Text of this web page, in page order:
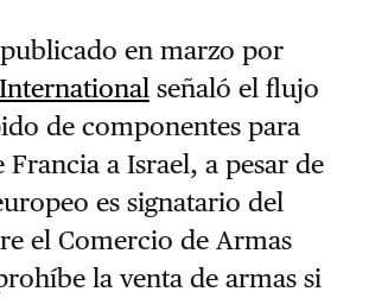
en marzo por
señaló el flujo
de componentes para
Francia a Israel, a pesar de
es signatario del
el Comercio de Armas
la venta de armas si